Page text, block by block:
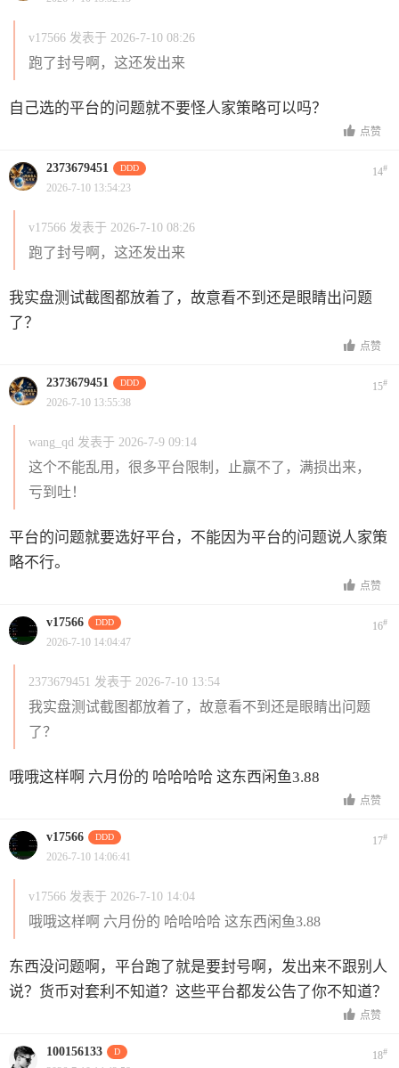
v17566 发表于 2026-7-10 08:26
跑了封号啊，这还发出来
自己选的平台的问题就不要怪人家策略可以吗？
点赞
2373679451 DDD 14#
2026-7-10 13:54:23
v17566 发表于 2026-7-10 08:26
跑了封号啊，这还发出来
我实盘测试截图都放着了，故意看不到还是眼睛出问题
了？
点赞
2373679451 DDD 15#
2026-7-10 13:55:38
wang_qd 发表于 2026-7-9 09:14
这个不能乱用，很多平台限制，止赢不了，满损出来，
亏到吐！
平台的问题就要选好平台，不能因为平台的问题说人家策
略不行。
点赞
v17566 DDD 16#
2026-7-10 14:04:47
2373679451 发表于 2026-7-10 13:54
我实盘测试截图都放着了，故意看不到还是眼睛出问题
了？
哦哦这样啊 六月份的 哈哈哈哈 这东西闲鱼3.88
点赞
v17566 DDD 17#
2026-7-10 14:06:41
v17566 发表于 2026-7-10 14:04
哦哦这样啊 六月份的 哈哈哈哈 这东西闲鱼3.88
东西没问题啊，平台跑了就是要封号啊，发出来不跟别人
说？货币对套利不知道？这些平台都发公告了你不知道？
点赞
100156133 D 18#